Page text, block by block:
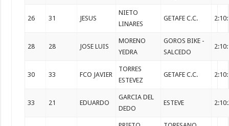
26 31 JESUS
NIETO
LINARES
GETAFE C.C.
28 28 JOSE LUIS
MORENO
YEDRA
GOROS BIKE -
SALCEDO
30 33 FCO JAVIER
TORRES
ESTEVEZ
GETAFE C.C.
33 21 EDUARDO
GARCIA DEL
DEDO
ESTEVE